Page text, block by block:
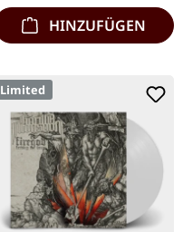
HINZUFÜGEN
Limited